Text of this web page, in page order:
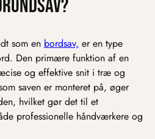
som en bordsav, er en type
Den primære funktion af en
og effektive snit i træ og
saven er monteret på, øger
hvilket gør det til et
professionelle håndværkere og